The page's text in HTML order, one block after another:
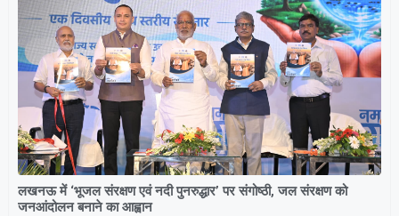
लखनऊ में ‘भूजल संरक्षण एवं नदी पुनरुद्धार’ पर संगोष्ठी, जल संरक्षण को
जनआंदोलन बनाने का आह्वान